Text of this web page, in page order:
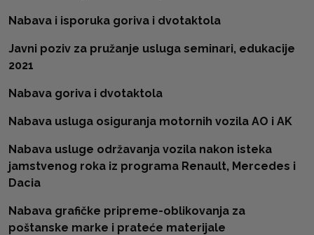
Nabava i isporuka goriva i dvotaktola
Javni poziv za pružanje usluga seminari, edukacije
2021
Nabava goriva i dvotaktola
Nabava usluga osiguranja motornih vozila AO i AK
Nabava usluge održavanja vozila nakon isteka
jamstvenog roka iz programa Renault, Mercedes i
Dacia
Nabava grafičke pripreme-oblikovanja za
poštanske marke i prateće materijale